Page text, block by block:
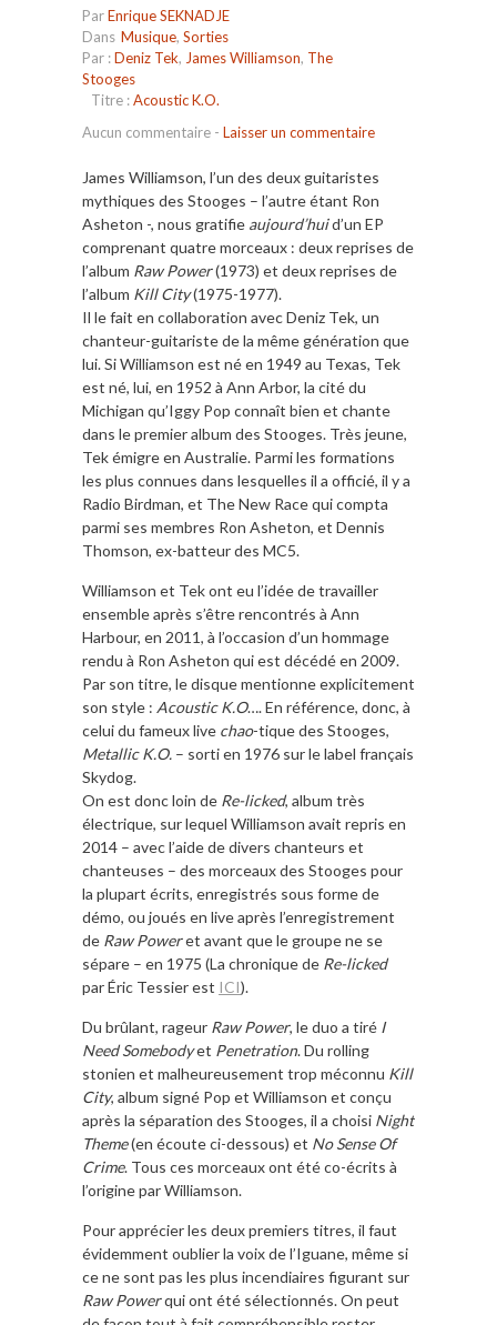
ParEnrique SEKNADJE
Dans Musique, Sorties
Par :Deniz Tek, James Williamson, The
Stooges
Titre :Acoustic K.O.
Aucun commentaire - Laisser un commentaire
James Williamson, l’un des deux guitaristes
mythiques des Stooges – l’autre étant Ron
Asheton -, nous gratifie aujourd’huid’un EP
comprenant quatre morceaux : deux reprises de
l’album Raw Power(1973) et deux reprises de
l’album Kill City(1975-1977).
Il le fait en collaboration avec Deniz Tek, un
chanteur-guitariste de la même génération que
lui. Si Williamson est né en 1949 au Texas, Tek
est né, lui, en 1952 à Ann Arbor, la cité du
Michigan qu’Iggy Pop connaît bien et chante
dans le premier album des Stooges. Très jeune,
Tek émigre en Australie. Parmi les formations
les plus connues dans lesquelles il a officié, il y a
Radio Birdman, et The New Race qui compta
parmi ses membres Ron Asheton, et Dennis
Thomson, ex-batteur des MC5.
Williamson et Tek ont eu l’idée de travailler
ensemble après s’être rencontrés à Ann
Harbour, en 2011, à l’occasion d’un hommage
rendu à Ron Asheton qui est décédé en 2009.
Par son titre, le disque mentionne explicitement
son style : Acoustic K.O…. En référence, donc, à
celui du fameux live chao-tique des Stooges,
Metallic K.O. – sorti en 1976 sur le label français
Skydog.
On est donc loin de Re-licked, album très
électrique, sur lequel Williamson avait repris en
2014 – avec l’aide de divers chanteurs et
chanteuses – des morceaux des Stooges pour
la plupart écrits, enregistrés sous forme de
démo, ou joués en live après l’enregistrement
de Raw Poweret avant que le groupe ne se
sépare – en 1975 (La chronique de Re-licked
par Éric Tessier est ICI).
Du brûlant, rageur Raw Power, le duo a tiré I
Need Somebodyet Penetration. Du rolling
stonien et malheureusement trop méconnu Kill
City, album signé Pop et Williamson et conçu
après la séparation des Stooges, il a choisi Night
Theme(en écoute ci-dessous) et No Sense Of
Crime. Tous ces morceaux ont été co-écrits à
l’origine par Williamson.
Pour apprécier les deux premiers titres, il faut
évidemment oublier la voix de l’Iguane, même si
ce ne sont pas les plus incendiaires figurant sur
Raw Powerqui ont été sélectionnés. On peut